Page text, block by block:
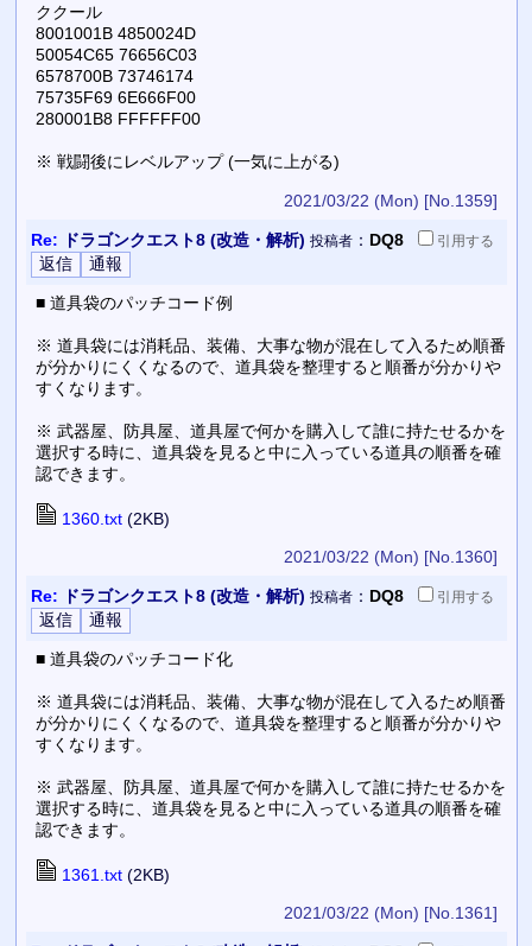
ククール
8001001B 4850024D
50054C65 76656C03
6578700B 73746174
75735F69 6E666F00
280001B8 FFFFFF00
※ 戦闘後にレベルアップ (一気に上がる)
2021/03/22 (Mon) [No.1359]
Re: ドラゴンクエスト8 (改造・解析) 投稿者： DQ8 引用する
■ 道具袋のパッチコード例
※ 道具袋には消耗品、装備、大事な物が混在して入るため順番
が分かりにくくなるので、道具袋を整理すると順番が分かりや
すくなります。
※ 武器屋、防具屋、道具屋で何かを購入して誰に持たせるかを
選択する時に、道具袋を見ると中に入っている道具の順番を確
認できます。
1360.txt(2KB)
2021/03/22 (Mon) [No.1360]
Re: ドラゴンクエスト8 (改造・解析) 投稿者： DQ8 引用する
■ 道具袋のパッチコード化
※ 道具袋には消耗品、装備、大事な物が混在して入るため順番
が分かりにくくなるので、道具袋を整理すると順番が分かりや
すくなります。
※ 武器屋、防具屋、道具屋で何かを購入して誰に持たせるかを
選択する時に、道具袋を見ると中に入っている道具の順番を確
認できます。
1361.txt(2KB)
2021/03/22 (Mon) [No.1361]